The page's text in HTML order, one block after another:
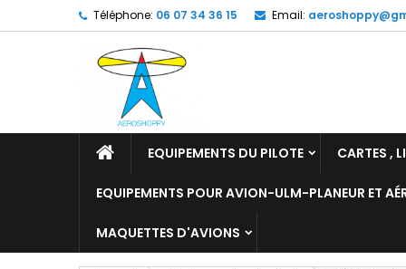
Téléphone: 06 07 34 36 15 Email:
EQUIPEMENTS DU PILOTE CARTES ,
EQUIPEMENTS POUR AVION-ULM-PLANEUR ET
MAQUETTES D'AVIONS